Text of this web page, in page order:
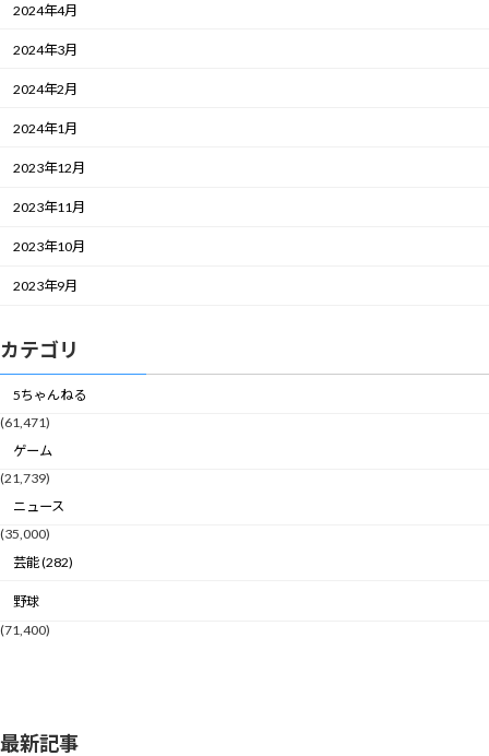
2024年4月
2024年3月
2024年2月
2024年1月
2023年12月
2023年11月
2023年10月
2023年9月
カテゴリ
5ちゃんねる
(61,471)
ゲーム
(21,739)
ニュース
(35,000)
芸能 (282)
野球
(71,400)
最新記事